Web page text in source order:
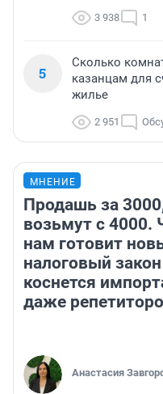
3 938 1
5
Сколько
казанцам для
жилье
2 951
МНЕНИЕ
Продашь за
возьмут с 4000.
нам готовит
налоговый
коснется
даже
Анастасия